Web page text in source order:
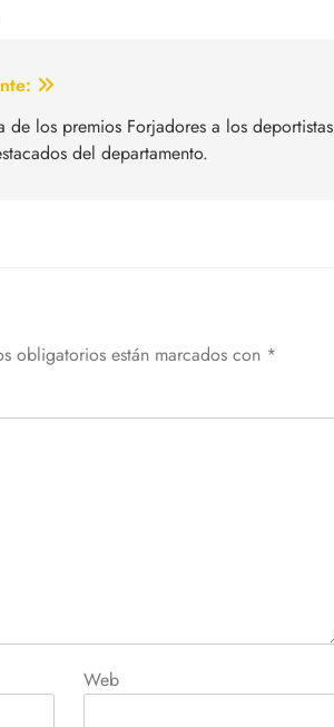
de los premios Forjadores a los deportistas
del departamento.
obligatorios están marcados con *
Web